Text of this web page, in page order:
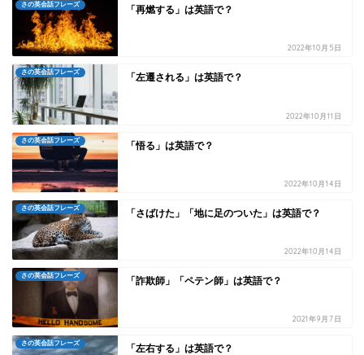
さの英会話フレーズ 「再燃する」は英語で？
2022年10月5日
さの英会話フレーズ 「左遷される」は英語で？
2022年10月11日
さの英会話フレーズ 「悟る」は英語で？
2022年10月14日
さの英会話フレーズ 「さばけた」「地に足のついた」は英語で？
2022年10月14日
さの英会話フレーズ 「詐欺師」「ペテン師」は英語で？
2021年9月7日
さの英会話フレーズ 「左右する」は英語で？